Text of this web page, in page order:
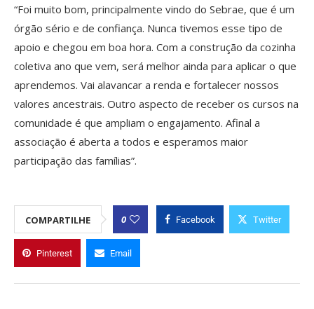
“Foi muito bom, principalmente vindo do Sebrae, que é um
órgão sério e de confiança. Nunca tivemos esse tipo de
apoio e chegou em boa hora. Com a construção da cozinha
coletiva ano que vem, será melhor ainda para aplicar o que
aprendemos. Vai alavancar a renda e fortalecer nossos
valores ancestrais. Outro aspecto de receber os cursos na
comunidade é que ampliam o engajamento. Afinal a
associação é aberta a todos e esperamos maior
participação das famílias”.
COMPARTILHE 0 Facebook Twitter
Pinterest Email